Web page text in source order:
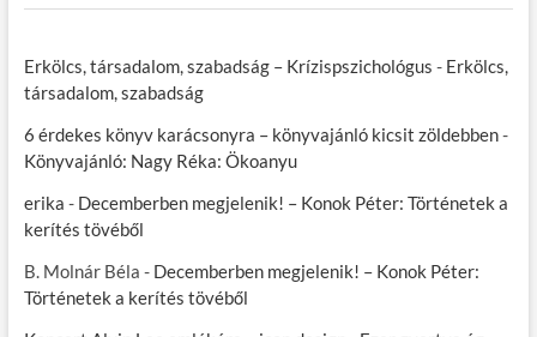
Erkölcs, társadalom, szabadság – Krízispszichológus - Erkölcs,
társadalom, szabadság
6 érdekes könyv karácsonyra – könyvajánló kicsit zöldebben-
Könyvajánló: Nagy Réka: Ökoanyu
erika - Decemberben megjelenik! – Konok Péter: Történetek a
kerítés tövéből
B. Molnár Béla - Decemberben megjelenik! – Konok Péter:
Történetek a kerítés tövéből